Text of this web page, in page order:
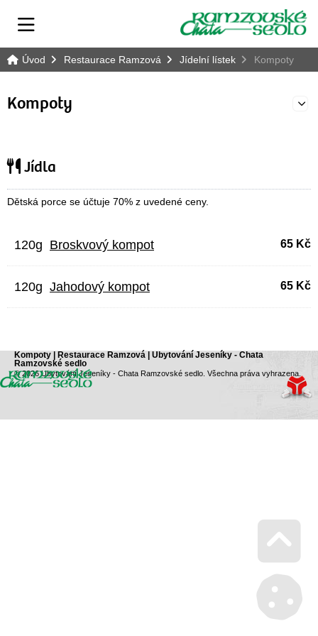
Úvod Restaurace Ramzová Jídelní lístek Kompoty
Kompoty
Jídla
Dětská porce se účtuje 70% z uvedené ceny.
65 Kč
120g Broskvový kompot
65 Kč
120g Jahodový kompot
Kompoty | Restaurace Ramzová | Ubytování Jeseníky - Chata
Ramzovské sedlo
© 2026 Ubytování Jeseníky - Chata Ramzovské sedlo. Všechna práva vyhrazena.
Go